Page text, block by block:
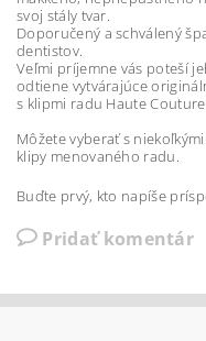
svoj stály tvar.
Doporučený a schválený
dentistov.
Veľmi príjemne vás poteší
odtiene vytvárajúce
s klipmi radu Haute
Môžete vyberať s
klipy menovaného radu.
Buďte prvý, kto napíše
Pridať komentár